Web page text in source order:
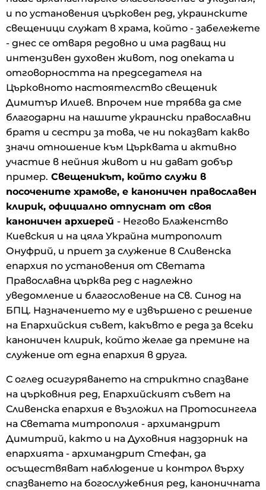
и по установения църковен ред, украинските
свещеници служат в храма, който - забележете
- днес се отваря редовно и има радващ ни
интензивен духовен живот, под опеката и
отговорността на председателя на
Църковното настоятелство свещеник
Димитър Илиев. Впрочем ние трябва да сме
благодарни на нашите украински православни
братя и сестри за това, че ни показват какво
значи отношение към Църквата и активно
участие в нейния живот и ни дават добър
пример. Свещеникът, който служи в
посочените храмове, е каноничен православен
клирик, официално отпуснат от своя
каноничен архиерей - Негово Блаженство
Киевския и на цяла Украйна митрополит
Онуфрий, и приет за служение в Сливенска
епархия по установения от Светата
Православна църква ред с надлежно
уведомление и благословение на Св. Синод на
БПЦ. Назначението му е извършено с решение
на Епархийския съвет, какъвто е реда за всеки
каноничен клирик, който желае да премине на
служение от една епархия в друга.
С оглед осигуряването на стриктно спазване
на църковния ред, Епархийският съвет на
Сливенска епархия е възложил на Протосингела
на Светата митрополия - архимандрит
Димитрий, както и на Духовния надзорник на
епархията - архимандрит Стефан, да
осъществяват наблюдение и контрол върху
спазването на богослужебния ред, каноничната